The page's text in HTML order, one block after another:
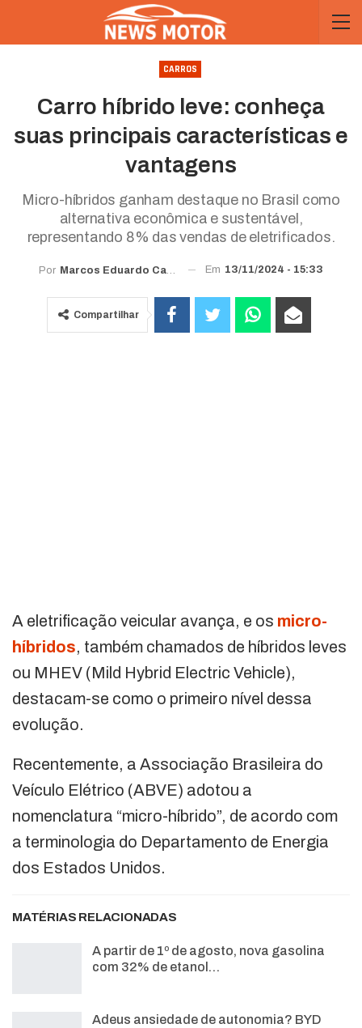
CARROS
Carro híbrido leve: conheça
suas principais características e
vantagens
Micro-híbridos ganham destaque no Brasil como
alternativa econômica e sustentável,
representando 8% das vendas de eletrificados.
Por Marcos Eduardo Carvalho Em 13/11/2024 - 15:33
Compartilhar
A eletrificação veicular avança, e os micro-
híbridos, também chamados de híbridos leves
ou MHEV (Mild Hybrid Electric Vehicle),
destacam-se como o primeiro nível dessa
evolução.
Recentemente, a Associação Brasileira do
Veículo Elétrico (ABVE) adotou a
nomenclatura “micro-híbrido”, de acordo com
a terminologia do Departamento de Energia
dos Estados Unidos.
MATÉRIAS RELACIONADAS
A partir de 1º de agosto, nova gasolina
com 32% de etanol…
Adeus ansiedade de autonomia? BYD